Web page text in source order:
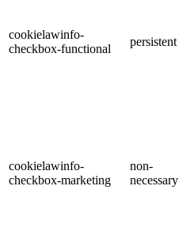
cookielawinfo-
checkbox-functional
persistent
cookielawinfo-
checkbox-marketing
non-
necessary